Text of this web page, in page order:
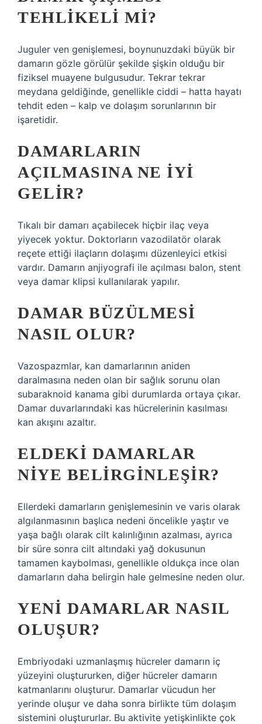
TEHLIKELI MI?
Juguler ven genişlemesi, boynunuzdaki büyük bir
damarın gözle görülür şekilde şişkin olduğu bir
fiziksel muayene bulgusudur. Tekrar tekrar
meydana geldiğinde, genellikle ciddi – hatta hayatı
tehdit eden – kalp ve dolaşım sorunlarının bir
işaretidir.
DAMARLARIN
AÇILMASINA NE IYI
GELIR?
Tıkalı bir damarı açabilecek hiçbir ilaç veya
yiyecek yoktur. Doktorların vazodilatör olarak
reçete ettiği ilaçların dolaşımı düzenleyici etkisi
vardır. Damarın anjiyografi ile açılması balon, stent
veya damar klipsi kullanılarak yapılır.
DAMAR BÜZÜLMESI
NASIL OLUR?
Vazospazmlar, kan damarlarının aniden
daralmasına neden olan bir sağlık sorunu olan
subaraknoid kanama gibi durumlarda ortaya çıkar.
Damar duvarlarındaki kas hücrelerinin kasılması
kan akışını azaltır.
ELDEKI DAMARLAR
NIYE BELIRGINLEŞIR?
Ellerdeki damarların genişlemesinin ve varis olarak
algılanmasının başlıca nedeni öncelikle yaştır ve
yaşa bağlı olarak cilt kalınlığının azalması, ayrıca
bir süre sonra cilt altındaki yağ dokusunun
tamamen kaybolması, genellikle oldukça ince olan
damarların daha belirgin hale gelmesine neden olur.
YENI DAMARLAR NASIL
OLUŞUR?
Embriyodaki uzmanlaşmış hücreler damarın iç
yüzeyini oluştururken, diğer hücreler damarın
katmanlarını oluşturur. Damarlar vücudun her
yerinde oluşur ve daha sonra birlikte tüm dolaşım
sistemini oluştururlar. Bu aktivite yetişkinlikte çok